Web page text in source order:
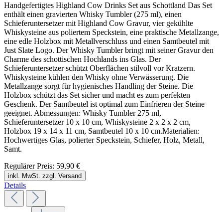
Handgefertigtes Highland Cow Drinks Set aus Schottland Das Set
enthält einen gravierten Whisky Tumbler (275 ml), einen
Schieferuntersetzer mit Highland Cow Gravur, vier gekühlte
Whiskysteine aus poliertem Speckstein, eine praktische Metallzange,
eine edle Holzbox mit Metallverschluss und einen Samtbeutel mit
Just Slate Logo. Der Whisky Tumbler bringt mit seiner Gravur den
Charme des schottischen Hochlands ins Glas. Der
Schieferuntersetzer schützt Oberflächen stilvoll vor Kratzern.
Whiskysteine kühlen den Whisky ohne Verwässerung. Die
Metallzange sorgt für hygienisches Handling der Steine. Die
Holzbox schützt das Set sicher und macht es zum perfekten
Geschenk. Der Samtbeutel ist optimal zum Einfrieren der Steine
geeignet. Abmessungen: Whisky Tumbler 275 ml,
Schieferuntersetzer 10 x 10 cm, Whiskysteine 2 x 2 x 2 cm,
Holzbox 19 x 14 x 11 cm, Samtbeutel 10 x 10 cm.Materialien:
Hochwertiges Glas, polierter Speckstein, Schiefer, Holz, Metall,
Samt.
Regulärer Preis: 59,90 €
inkl. MwSt. zzgl. Versand
Details